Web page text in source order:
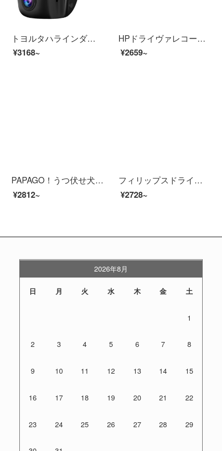
トヨルタハラインダー専用の工場非表示携帯電話に関するアウトラインラインラインラインハーイビルビル夜見18-20項ハラインダエリート版記録器/ブラックソープ
¥3168~
HPドライヴァレコーダーF 960 X 1296 pハビビジニ非表示夜見ワイヤレストレイン電子犬一体機
¥2659~
PAPAGO！うつ伏せ犬Q 18新したドラレーコダマ1600 P 2 Kハビビビアン夜見60フレーム高速撮影GPSレール位置決め音声跡制御24時間駐車監視
¥2812~
フィリップスドライヴレコーダCV-R 228ハイビション夜見インナイトサウンド制御ミニ非表示携帯WiFi関連【2年品質保証】出荷時に32 Gのメモリカードが標準装備されています。
¥2728~
2026年8月
日 月 火 水 木 金 土
1
2 3 4 5 6 7 8
9 10 11 12 13 14 15
16 17 18 19 20 21 22
23 24 25 26 27 28 29